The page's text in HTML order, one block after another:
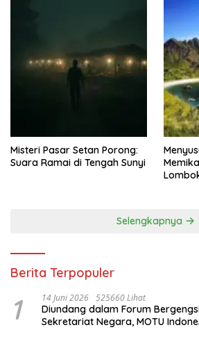
Misteri Pasar Setan Porong:
Suara Ramai di Tengah Sunyi
Selengkapnya
Berita Terpopuler
1 14 Juni 2026 525660 Lihat
Diundang dalam Forum
Sekretariat Negara, MOTU